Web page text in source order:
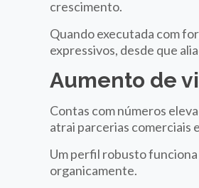
crescimento.
Quando executada com
expressivos, desde que
Aumento de
Contas com números
atrai parcerias comerciais
Um perfil robusto
organicamente.